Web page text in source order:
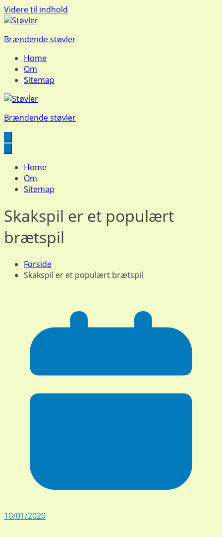
Videre til indhold
Brændende støvler
Home
Om
Sitemap
Brændende støvler
Home
Om
Sitemap
Skakspil er et populært
brætspil
Forside
Skakspil er et populært brætspil
10/01/2020